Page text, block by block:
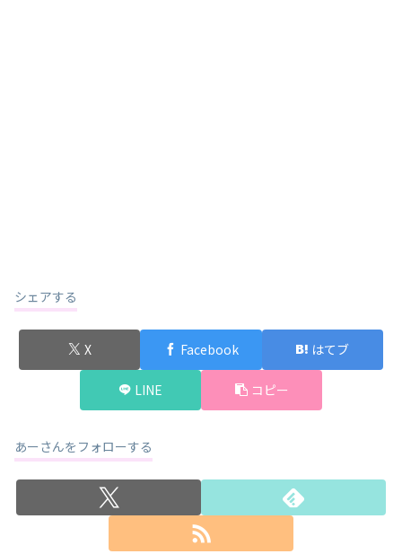
シェアする
X Facebook はてブ
LINE コピー
あーさんをフォローする